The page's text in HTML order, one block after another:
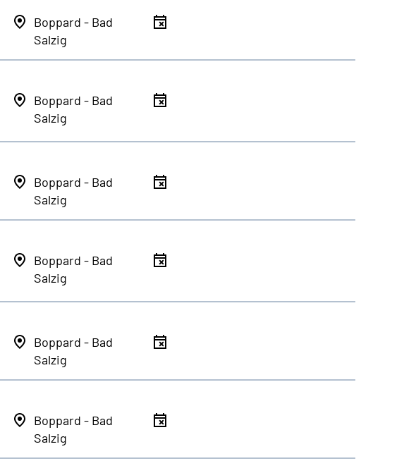
Boppard - Bad
Salzig
Boppard - Bad
Salzig
Boppard - Bad
Salzig
Boppard - Bad
Salzig
Boppard - Bad
Salzig
Boppard - Bad
Salzig